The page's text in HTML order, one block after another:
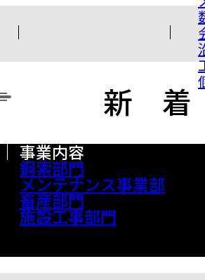
新
事業内容
鋼索部門
メンテナンス事業部
畜産部門
施設工事部門